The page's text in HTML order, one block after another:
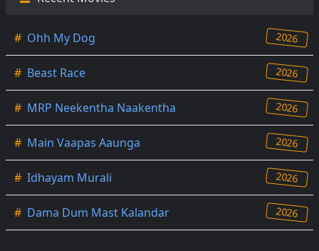
# Ohh My Dog 2026
# Beast Race 2026
# MRP Neekentha Naakentha 2026
# Main Vaapas Aaunga 2026
# Idhayam Murali 2026
# Dama Dum Mast Kalandar 2026